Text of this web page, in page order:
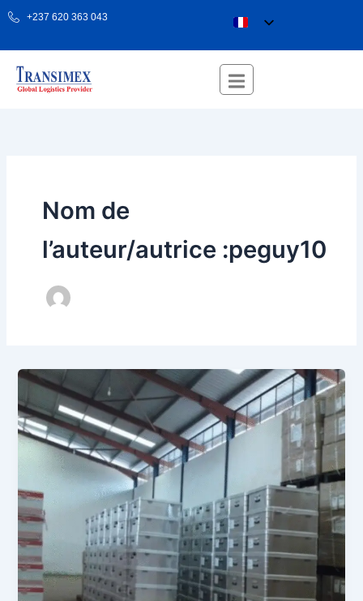
Aller
contenu
+237 620 363 043
Nom de
l’auteur/autrice :peguy10